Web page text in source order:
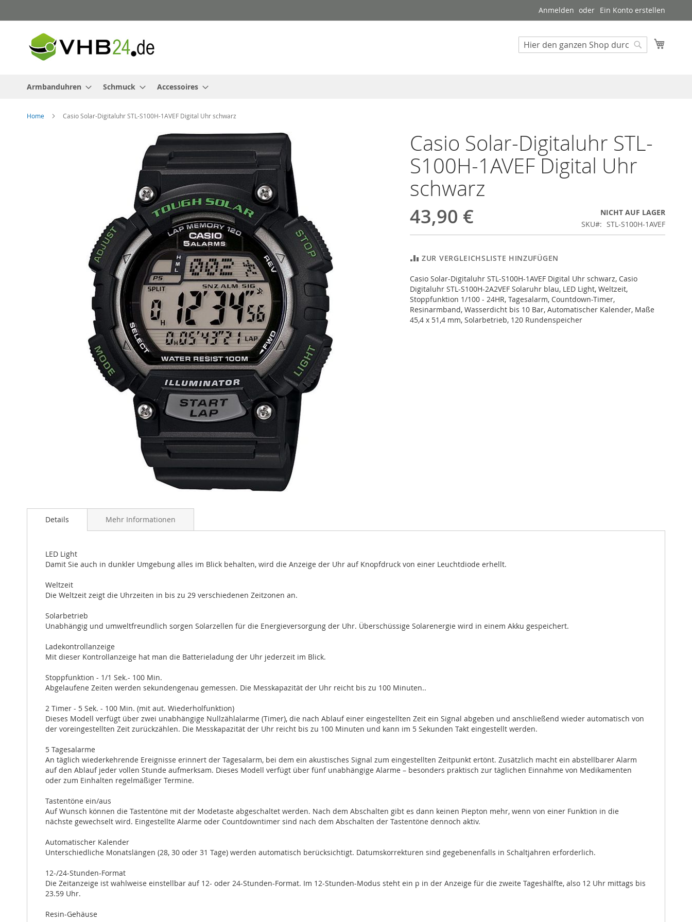
zum
Anmelden Ein Konto erstellen
Suche
Armbanduhren Schmuck Accessoires
Home Casio Solar-Digitaluhr STL-S100H-1AVEF Digital Uhr schwarz
Anfang
Casio Solar-Digitaluhr STL-
S100H-1AVEF Digital Uhr
schwarz
43,90 €
NICHT AUF LAGER
SKU
STL-S100H-1AVEF
ZUR VERGLEICHSLISTE HINZUFÜGEN
Casio Solar-Digitaluhr STL-S100H-1AVEF Digital Uhr schwarz, Casio
Digitaluhr STL-S100H-2A2VEF Solaruhr blau, LED Light, Weltzeit,
Stoppfunktion 1/100 - 24HR, Tagesalarm, Countdown-Timer,
Resinarmband, Wasserdicht bis 10 Bar, Automatischer Kalender, Maße
45,4 x 51,4 mm, Solarbetrieb, 120 Rundenspeicher
Details
LED Light
Damit Sie auch in dunkler Umgebung alles im Blick behalten, wird die Anzeige der Uhr auf Knopfdruck von einer Leuchtdiode erhellt.
Weltzeit
Die Weltzeit zeigt die Uhrzeiten in bis zu 29 verschiedenen Zeitzonen an.
Solarbetrieb
Unabhängig und umweltfreundlich sorgen Solarzellen für die Energieversorgung der Uhr. Überschüssige Solarenergie wird in einem Akku gespeichert.
Ladekontrollanzeige
Mit dieser Kontrollanzeige hat man die Batterieladung der Uhr jederzeit im Blick.
Stoppfunktion - 1/1 Sek.- 100 Min.
Abgelaufene Zeiten werden sekundengenau gemessen. Die Messkapazität der Uhr reicht bis zu 100 Minuten..
2 Timer - 5 Sek. - 100 Min. (mit aut. Wiederholfunktion)
Dieses Modell verfügt über zwei unabhängige Nullzählalarme (Timer), die nach Ablauf einer eingestellten Zeit ein Signal abgeben und anschließend wieder automatisch von
der voreingestellten Zeit zurückzählen. Die Messkapazität der Uhr reicht bis zu 100 Minuten und kann im 5 Sekunden Takt eingestellt werden.
5 Tagesalarme
An täglich wiederkehrende Ereignisse erinnert der Tagesalarm, bei dem ein akustisches Signal zum eingestellten Zeitpunkt ertönt. Zusätzlich macht ein abstellbarer Alarm
auf den Ablauf jeder vollen Stunde aufmerksam. Dieses Modell verfügt über fünf unabhängige Alarme – besonders praktisch zur täglichen Einnahme von Medikamenten
oder zum Einhalten regelmäßiger Termine.
Tastentöne ein/aus
Auf Wunsch können die Tastentöne mit der Modetaste abgeschaltet werden. Nach dem Abschalten gibt es dann keinen Piepton mehr, wenn von einer Funktion in die
nächste gewechselt wird. Eingestellte Alarme oder Countdowntimer sind nach dem Abschalten der Tastentöne dennoch aktiv.
Automatischer Kalender
Unterschiedliche Monatslängen (28, 30 oder 31 Tage) werden automatisch berücksichtigt. Datumskorrekturen sind gegebenenfalls in Schaltjahren erforderlich.
12-/24-Stunden-Format
Die Zeitanzeige ist wahlweise einstellbar auf 12- oder 24-Stunden-Format. Im 12-Stunden-Modus steht ein p in der Anzeige für die zweite Tageshälfte, also 12 Uhr mittags bis
23.59 Uhr.
Resin-Gehäuse
Mehr Informationen